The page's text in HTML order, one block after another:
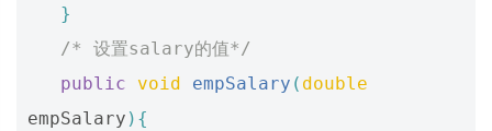
}
/* 设置salary的值*/
public
void empSalary ( double
empSalary ){